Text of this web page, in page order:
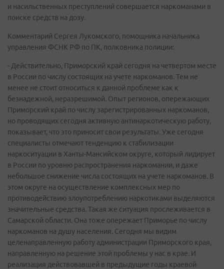
и насильственных преступлений совершается наркоманами в
поиске средств на дозу.
Комментарий Сергея Лукомского, помощника начальника
управления ФСНК РФ по ПК, полковника полиции:
- Действительно, Приморский край сегодня на четвертом месте
в России по числу состоящих на учете наркоманов. Тем не
менее не стоит относиться к данной проблеме как к
безнадежной, неразрешимой. Опыт регионов, опережающих
Приморский край по числу зарегистрированных наркоманов,
но проводящих сегодня активную антинаркотическую работу,
показывает, что это приносит свои результаты. Уже сегодня
специалисты отмечают тенденцию к стабилизации
наркоситуации в Ханты-Мансийском округе, который лидирует
в России по уровню распространения наркомании, и даже
небольшое снижение числа состоящих на учете наркоманов. В
этом округе на осуществление комплексных мер по
противодействию злоупотреблению наркотиками выделяются
значительные средства. Такая же ситуация прослеживается в
Самарской области. Она тоже опережает Приморье по числу
наркоманов на душу населения. Сегодня мы видим
целенаправленную работу администрации Приморского края,
направленную на решение этой проблемы у нас в крае. И
реализация действовавшей в предыдущие годы краевой